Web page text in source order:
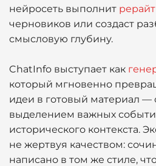
нейросеть выполнит рерайт
черновиков или создаст
смысловую глубину.
ChatInfo выступает как
который мгновенно
идеи в готовый материал —
выделением важных
исторического контекста.
не жертвуя качеством:
написано в том же стиле,